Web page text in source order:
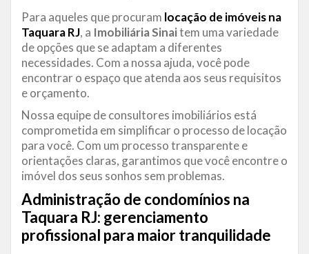
Para aqueles que procuram locação de imóveis na
Taquara RJ, a Imobiliária Sinaitem uma variedade
de opções que se adaptam a diferentes
necessidades. Com a nossa ajuda, você pode
encontrar o espaço que atenda aos seus requisitos
e orçamento.
Nossa equipe de consultores imobiliários está
comprometida em simplificar o processo de locação
para você. Com um processo transparente e
orientações claras, garantimos que você encontre o
imóvel dos seus sonhos sem problemas.
Administração de condomínios na
Taquara RJ: gerenciamento
profissional para maior tranquilidade